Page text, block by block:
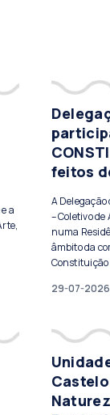
a
feitos
A
– Coletivo
numa
âmbito da
29-07-2026